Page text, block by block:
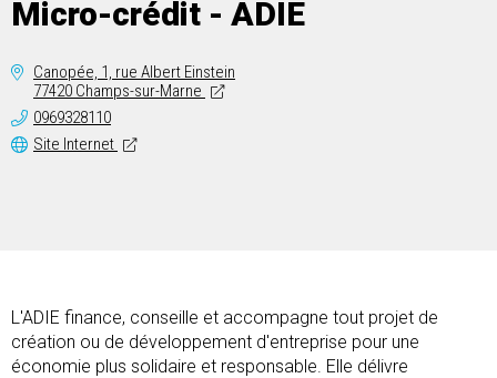
Micro-crédit - ADIE
Canopée, 1, rue Albert Einstein
77420 Champs-sur-Marne
0969328110
Site Internet
L'ADIE finance, conseille et accompagne tout projet de
création ou de développement d'entreprise pour une
économie plus solidaire et responsable. Elle délivre